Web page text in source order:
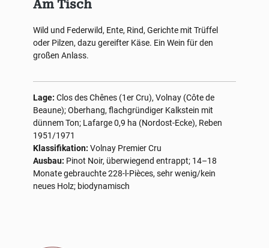
Am Tisch
Wild und Federwild, Ente, Rind, Gerichte mit Trüffel
oder Pilzen, dazu gereifter Käse. Ein Wein für den
großen Anlass.
Lage: Clos des Chênes (1er Cru), Volnay (Côte de
Beaune); Oberhang, flachgründiger Kalkstein mit
dünnem Ton; Lafarge 0,9 ha (Nordost-Ecke), Reben
1951/1971
Klassifikation: Volnay Premier Cru
Ausbau: Pinot Noir, überwiegend entrappt; 14–18
Monate gebrauchte 228-l-Pièces, sehr wenig/kein
neues Holz; biodynamisch